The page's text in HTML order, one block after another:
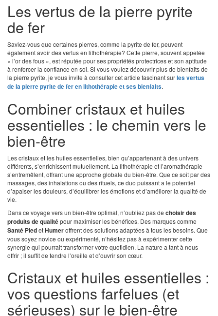
Les vertus de la pierre pyrite
de fer
Saviez-vous que certaines pierres, comme la pyrite de fer, peuvent
également avoir des vertus en lithothérapie? Cette pierre, souvent appelée
« l’or des fous », est réputée pour ses propriétés protectrices et son aptitude
à renforcer la confiance en soi. Si vous voulez découvrir plus de bienfaits de
la pierre pyrite, je vous invite à consulter cet article fascinant surles vertus
de la pierre pyrite de fer en lithothérapie et ses bienfaits.
Combiner cristaux et huiles
essentielles : le chemin vers le
bien-être
Les cristaux et les huiles essentielles, bien qu’appartenant à des univers
différents, s’enrichissent mutuellement. La lithothérapie et l’aromathérapie
s’entremêlent, offrant une approche globale du bien-être. Que ce soit par des
massages, des inhalations ou des rituels, ce duo puissant a le potentiel
d’apaiser les douleurs, d’équilibrer les émotions et d’améliorer la qualité de
vie.
Dans ce voyage vers un bien-être optimal, n’oubliez pas de choisir des
produits de qualitépour maximiser les bénéfices. Des marques comme
Santé PiedetHumeroffrent des solutions adaptées à tous les besoins. Que
vous soyez novice ou expérimenté, n’hésitez pas à expérimenter cette
synergie qui pourrait transformer votre quotidien. La nature a tant à nous
offrir ; il suffit de tendre l’oreille et d’ouvrir son cœur.
Cristaux et huiles essentielles :
vos questions farfelues (et
sérieuses) sur le bien-être